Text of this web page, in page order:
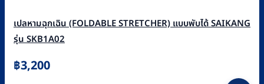
เปลหามฉุกเฉิน (FOLDABLE STRETCHER) แบบพับได้ SAIKANG
รุ่น SKB1A02
฿3,200